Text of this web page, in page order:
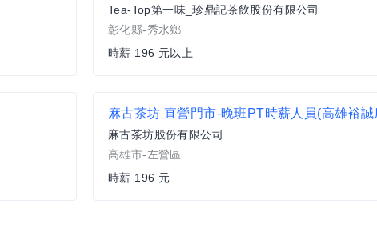
Tea-Top第一味_珍鼎記茶飲股份有限公司
彰化縣-秀水鄉
時薪 196 元以上
麻古茶坊 直營門市-晚班PT時薪人員(高雄裕誠
麻古茶坊股份有限公司
高雄市-左營區
時薪 196 元